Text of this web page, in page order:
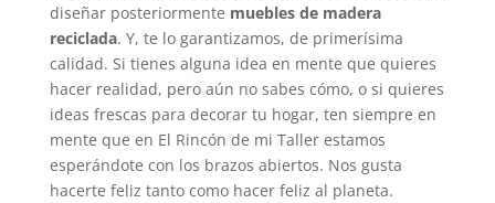
diseñar posteriormente muebles de madera
reciclada. Y, te lo garantizamos, de primerísima
calidad. Si tienes alguna idea en mente que quieres
hacer realidad, pero aún no sabes cómo, o si quieres
ideas frescas para decorar tu hogar, ten siempre en
mente que en El Rincón de mi Taller estamos
esperándote con los brazos abiertos. Nos gusta
hacerte feliz tanto como hacer feliz al planeta.